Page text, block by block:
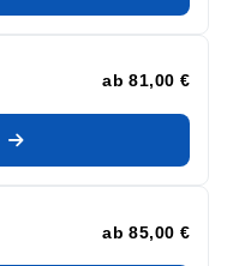
ab 81,00 €
ab 85,00 €